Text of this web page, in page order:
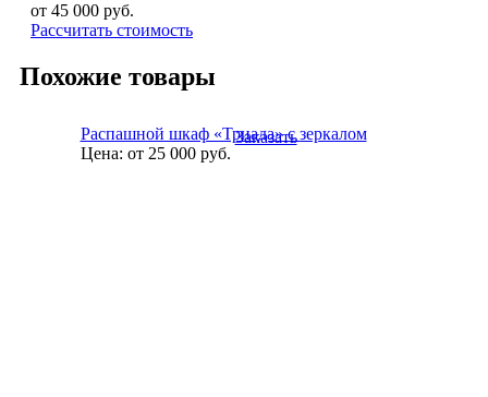
от 45 000 руб.
Рассчитать стоимость
Похожие товары
Распашной шкаф «Триада» с зеркалом
Цена: от 25 000руб.
Заказать